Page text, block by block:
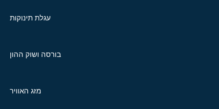
עגלת תינוקות
בורסה ושוק ההון
מזג האוויר